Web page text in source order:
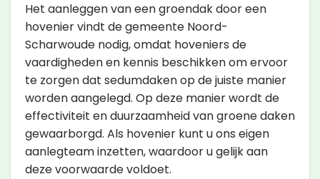
Het aanleggen van een groendak door een
hovenier vindt de gemeente Noord-
Scharwoude nodig, omdat hoveniers de
vaardigheden en kennis beschikken om ervoor
te zorgen dat sedumdaken op de juiste manier
worden aangelegd. Op deze manier wordt de
effectiviteit en duurzaamheid van groene daken
gewaarborgd. Als hovenier kunt u ons eigen
aanlegteam inzetten, waardoor u gelijk aan
deze voorwaarde voldoet.